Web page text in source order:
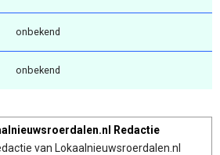
onbekend
onbekend
Redactie
van Lokaalnieuwsroerdalen.nl